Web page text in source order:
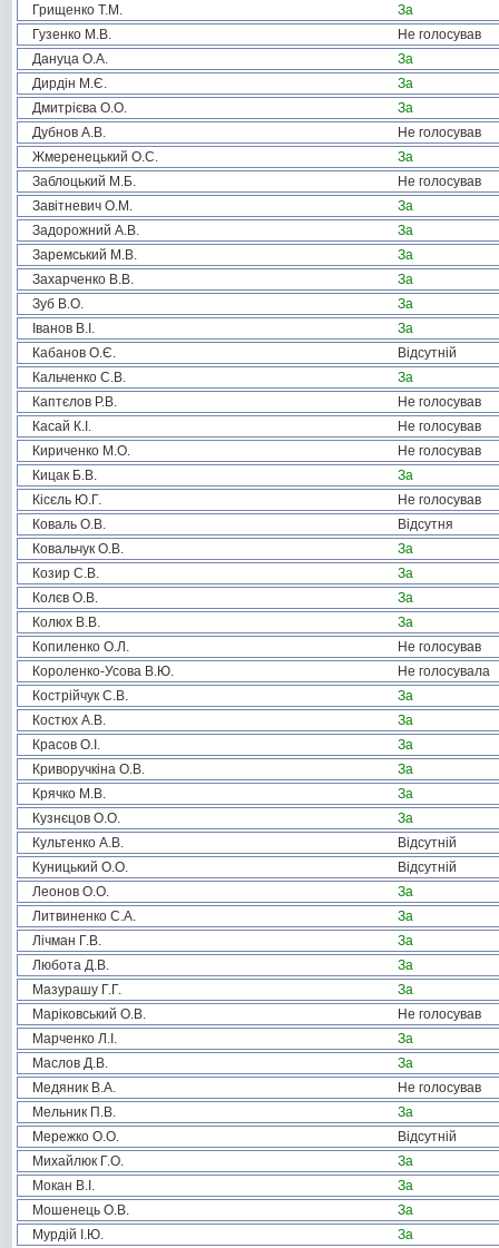
Грищенко Т.М.
За
Гузенко М.В.
Не голосував
Дануца О.А.
За
Дирдін М.Є.
За
Дмитрієва О.О.
За
Дубнов А.В.
Не голосував
Жмеренецький О.С.
За
Заблоцький М.Б.
Не голосував
Завітневич О.М.
За
Задорожний А.В.
За
Заремський М.В.
За
Захарченко В.В.
За
Зуб В.О.
За
Іванов В.І.
За
Кабанов О.Є.
Відсутній
Кальченко С.В.
За
Каптєлов Р.В.
Не голосував
Касай К.І.
Не голосував
Кириченко М.О.
Не голосував
Кицак Б.В.
За
Кісєль Ю.Г.
Не голосував
Коваль О.В.
Відсутня
Ковальчук О.В.
За
Козир С.В.
За
Колєв О.В.
За
Колюх В.В.
За
Копиленко О.Л.
Не голосував
Короленко-Усова В.Ю.
Не голосувала
Кострійчук С.В.
За
Костюх А.В.
За
Красов О.І.
За
Криворучкіна О.В.
За
Крячко М.В.
За
Кузнєцов О.О.
За
Культенко А.В.
Відсутній
Куницький О.О.
Відсутній
Леонов О.О.
За
Литвиненко С.А.
За
Лічман Г.В.
За
Любота Д.В.
За
Мазурашу Г.Г.
За
Маріковський О.В.
Не голосував
Марченко Л.І.
За
Маслов Д.В.
За
Медяник В.А.
Не голосував
Мельник П.В.
За
Мережко О.О.
Відсутній
Михайлюк Г.О.
За
Мокан В.І.
За
Мошенець О.В.
За
Мурдій І.Ю.
За